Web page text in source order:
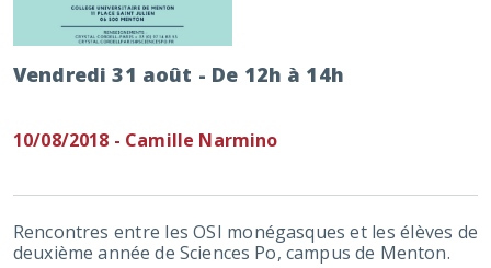
Vendredi 31 août - De 12h à 14h
10/08/2018 - Camille Narmino
Rencontres entre les OSI monégasques et les élèves de
deuxième année de Sciences Po, campus de Menton.